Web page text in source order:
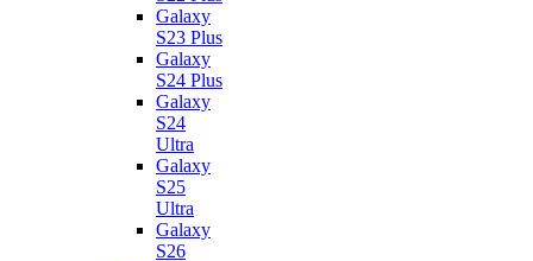
Galaxy
S23 Plus
Galaxy
S24 Plus
Galaxy
S24
Ultra
Galaxy
S25
Ultra
Galaxy
S26